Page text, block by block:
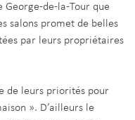
George-de-la-Tour que
salons promet de belles
par leurs propriétaires
de leurs priorités pour
». D’ailleurs le